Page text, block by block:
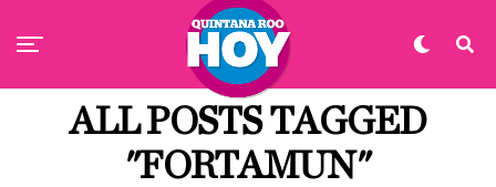
ALL POSTS TAGGED
"FORTAMUN"